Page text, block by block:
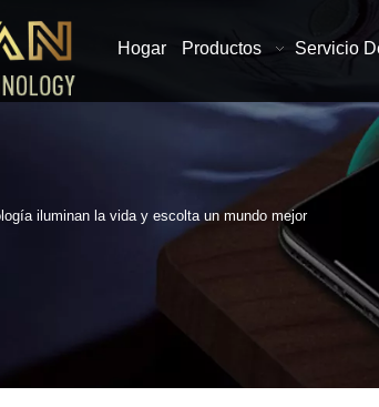
Hogar Productos Servicio
iluminan la vida y escolta un mundo mejor